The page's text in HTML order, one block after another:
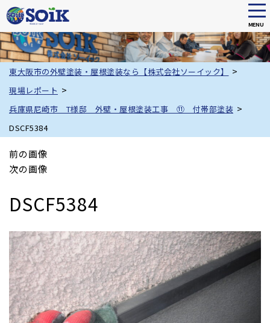
Skip
to
main
content
MENU
東大阪市の外壁塗装・屋根塗装なら【株式会社ソーイック】 >
現場レポート >
兵庫県尼崎市 T様邸 外壁・屋根塗装工事 ⑪ 付帯部塗装 >
DSCF5384
前の画像
次の画像
DSCF5384